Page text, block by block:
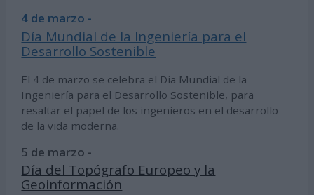
4 de marzo -
Día Mundial de la Ingeniería para el
Desarrollo Sostenible
El 4 de marzo se celebra el Día Mundial de la
Ingeniería para el Desarrollo Sostenible, para
resaltar el papel de los ingenieros en el desarrollo
de la vida moderna.
5 de marzo -
Día del Topógrafo Europeo y la
Geoinformación